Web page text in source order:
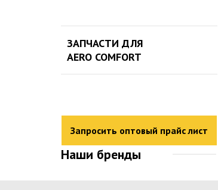
ЗАПЧАСТИ ДЛЯ
AERO COMFORT
Запросить оптовый прайс лист
Наши бренды